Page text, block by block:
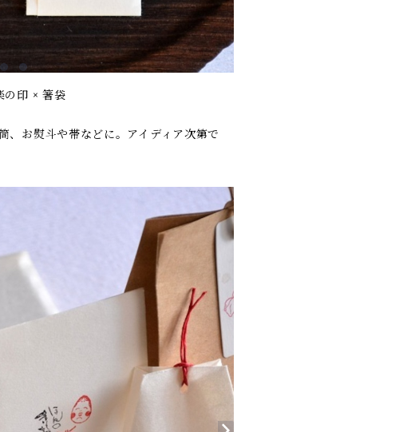
の印 × 箸袋
、お熨斗や帯などに。アイディア次第で